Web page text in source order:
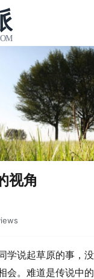
视角
学说起草原的事，
会。难道是传说中